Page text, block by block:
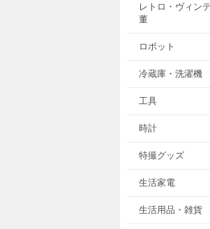
レトロ・ヴィン
董
ロボット
冷蔵庫・洗濯機
工具
時計
特撮グッズ
生活家電
生活用品・雑貨